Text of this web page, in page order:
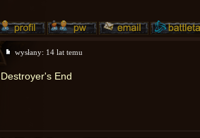
wysłany: 14 lat temu
Destroyer's End